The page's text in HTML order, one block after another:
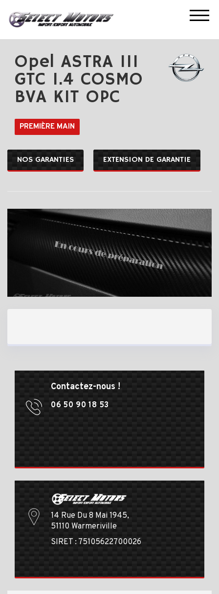
ACCUEIL
NOS OCCASIONS
OPEL ASTRA III GTC 1.4 COSMO BVA KIT OPC
Opel ASTRA III
GTC 1.4 COSMO
BVA KIT OPC
PREMIÈRE MAIN
NOS GARANTIES EXTENSION DE GARANTIE
Contactez-nous !
06 50 90 18 53
14 Rue Du 8 Mai 1945,
51110 Warmeriville
SIRET : 75105622700026